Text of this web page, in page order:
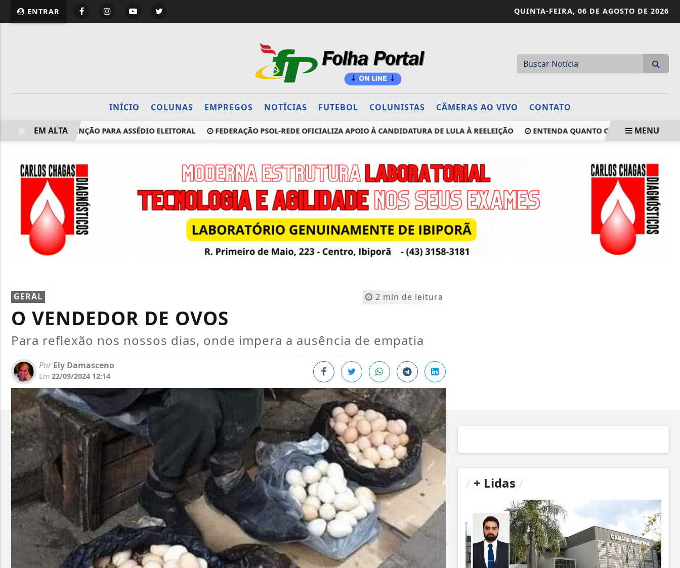
website page view counter
ENTRAR QUINTA-FEIRA, 06 DE AGOSTO DE 2026
INÍCIO COLUNAS EMPREGOS NOTÍCIAS FUTEBOL COLUNISTAS CÂMERAS AO VIVO CONTATO
CHAMA ATENÇÃO PARA ASSÉDIO ELEITORAL FEDERAÇÃO PSOL-REDE OFICIALIZA APOIO À CANDIDATURA DE LULA À REELEIÇÃO ENTENDA QUANTO O TRABALHADOR
EM ALTA MENU
2 min de leitura
GERAL
O VENDEDOR DE OVOS
Para reflexão nos nossos dias, onde impera a ausência de empatia
PorEly Damasceno
Em 22/09/2024 12:14
+ Lidas